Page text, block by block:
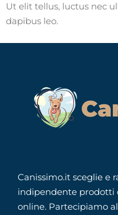
Ut elit tellus, luctus nec
dapibus leo.
Canissimo.it sceglie e
indipendente prodotti
online. Partecipiamo